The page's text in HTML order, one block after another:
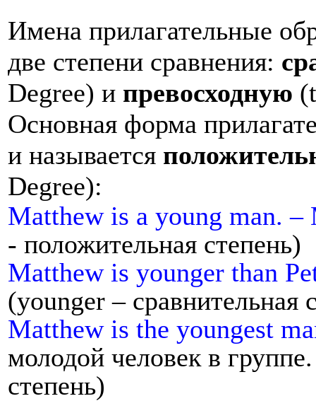
Имена прилагательные
две степени сравнения:
Degree) и превосходную
Основная форма
и называется
Degree):
Matthew is a young man.
- положительная степень)
Matthew is younger than
(younger – сравнительная
Matthew is the youngest
молодой человек в
степень)